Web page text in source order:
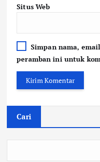
Situs Web
Simpan nama,
peramban ini untuk
Cari